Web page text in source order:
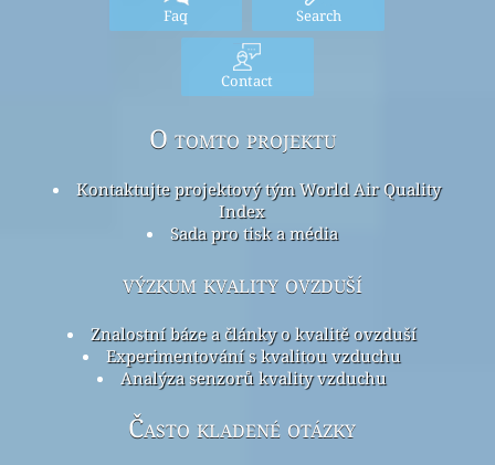
Faq Search
Contact
O tomto projektu
Kontaktujte projektový tým World Air Quality
Index
Sada pro tisk a média
výzkum kvality ovzduší
Znalostní báze a články o kvalitě ovzduší
Experimentování s kvalitou vzduchu
Analýza senzorů kvality vzduchu
Často kladené otázky